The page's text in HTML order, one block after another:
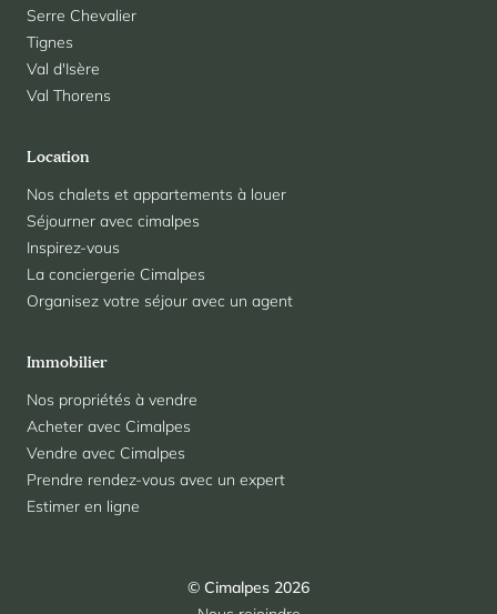
Serre Chevalier
Tignes
Val d'Isère
Val Thorens
Location
Nos chalets et appartements à louer
Séjourner avec cimalpes
Inspirez-vous
La conciergerie Cimalpes
Organisez votre séjour avec un agent
Immobilier
Nos propriétés à vendre
Acheter avec Cimalpes
Vendre avec Cimalpes
Prendre rendez-vous avec un expert
Estimer en ligne
© Cimalpes 2026